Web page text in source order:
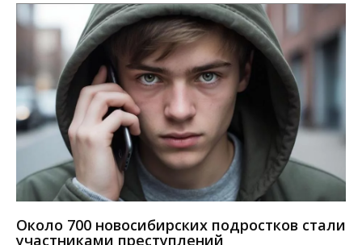
Около 700 новосибирских подростков стали
участниками преступлений